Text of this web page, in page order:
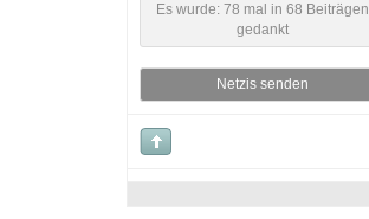
Es wurde: 78 mal in 68 Beiträgen
gedankt
Netzis senden